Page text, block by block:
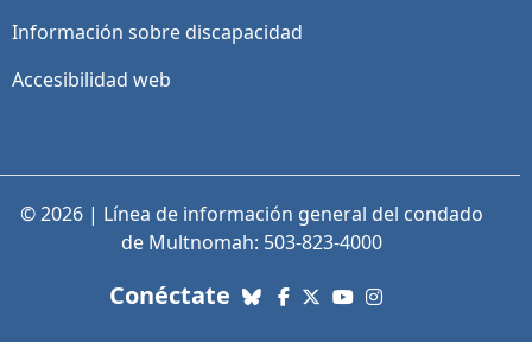
Información sobre discapacidad
Accesibilidad web
© 2026 | Línea de información general del condado
de Multnomah: 503-823-4000
Conéctate con nosotros. Enlaces a
Bluesky
Facebook
X (Twitter)
YouTube
Instagram